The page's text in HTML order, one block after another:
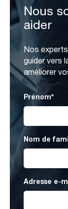
Nous
aider
Nos
guider vers
améliorer
Prénom*
Nom de
Adresse e-